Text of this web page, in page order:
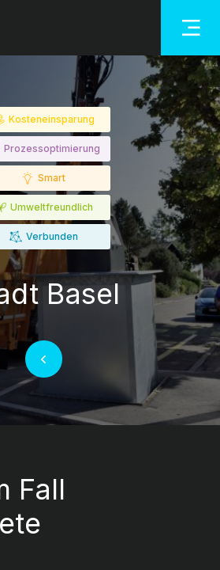
Kosteneinsparung
Prozessoptimierung
Smart
Umweltfreundlich
Verbunden
Basel
Fall